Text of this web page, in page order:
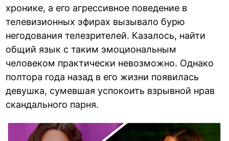
хронике, а его агрессивное поведение в
телевизионных эфирах вызывало бурю
негодования телезрителей. Казалось, найти
общий язык с таким эмоциональным
человеком практически невозможно. Однако
полтора года назад в его жизни появилась
девушка, сумевшая успокоить взрывной нрав
скандального парня.